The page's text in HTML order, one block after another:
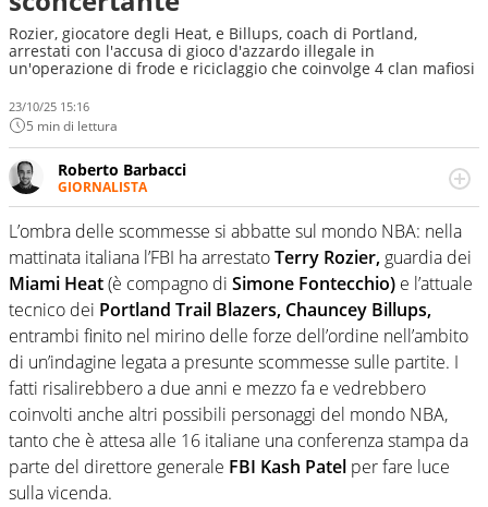
Rozier, giocatore degli Heat, e Billups, coach di Portland,
arrestati con l'accusa di gioco d'azzardo illegale in
un'operazione di frode e riciclaggio che coinvolge 4 clan mafiosi
23/10/25 15:16
5 min di lettura
Roberto Barbacci
GIORNALISTA
Giornalista (pubblicista) sportivo a tutto campo, è il
tuttologo di Virgilio Sport. Provate a chiedergli di boxe, di
scherma, di volley o di curling: ve ne farà innamorare
L’ombra delle scommesse si abbatte sul mondo NBA: nella
mattinata italiana l’FBI ha arrestatoTerry Rozier, guardia dei
Miami Heat(è compagno di Simone Fontecchio) e l’attuale
tecnico dei Portland Trail Blazers, Chauncey Billups,
entrambi finito nel mirino delle forze dell’ordine nell’ambito
di un’indagine legata a presunte scommesse sulle partite. I
fatti risalirebbero a due anni e mezzo fa e vedrebbero
coinvolti anche altri possibili personaggi del mondo NBA,
tanto che è attesa alle 16 italiane una conferenza stampa da
parte del direttore generale FBI Kash Patel per fare luce
sulla vicenda.